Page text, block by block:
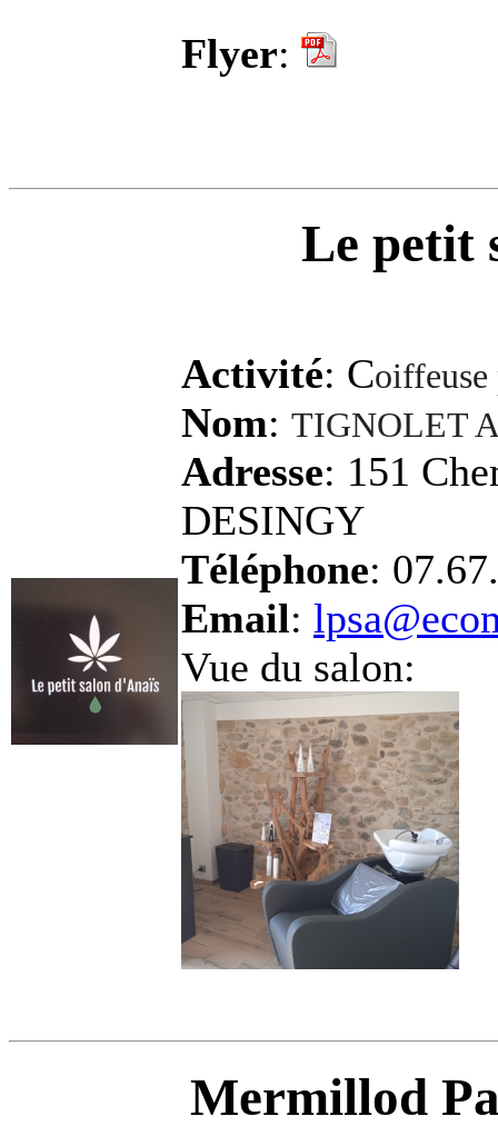
Flyer:
Le petit
Activité: Coiffeuse
Nom: TIGNOLET
Adresse: 151
DESINGY
Téléphone:
Email:
Vue du salon:
Mermillod